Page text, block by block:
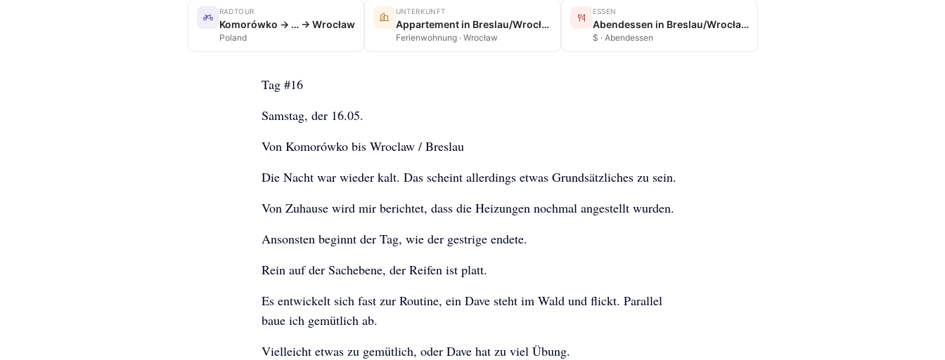
RADTOUR
Komorówko → … → Wrocław
Poland
UNTERKUNFT
Appartement in Breslau/Wrocław
Ferienwohnung · Wrocław
ESSEN
Abendessen in Breslau/Wrocław
$ · Abendessen
Tag #16
Samstag, der 16.05.
Von Komorówko bis Wroclaw / Breslau
Die Nacht war wieder kalt. Das scheint allerdings etwas Grundsätzliches zu sein.
Von Zuhause wird mir berichtet, dass die Heizungen nochmal angestellt wurden.
Ansonsten beginnt der Tag, wie der gestrige endete.
Rein auf der Sachebene, der Reifen ist platt.
Es entwickelt sich fast zur Routine, ein Dave steht im Wald und flickt. Parallel
baue ich gemütlich ab.
Vielleicht etwas zu gemütlich, oder Dave hat zu viel Übung.